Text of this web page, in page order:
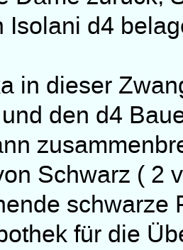
Isolani d4
in dieser
den d4
Schwarz ( 2
schwarze
für die